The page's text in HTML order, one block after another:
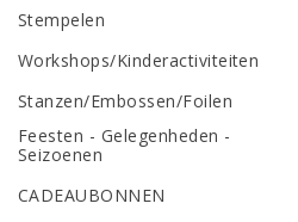
Stempelen
Workshops/Kinderactiviteiten
Stanzen/Embossen/Foilen
Feesten - Gelegenheden -
Seizoenen
CADEAUBONNEN